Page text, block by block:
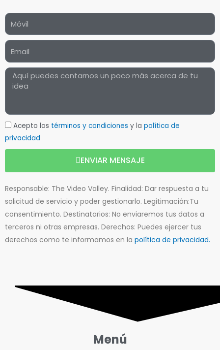
Acepto los términos y condiciones y la política de
privacidad
ENVIAR MENSAJE
Responsable: The Video Valley. Finalidad: Dar respuesta a tu
solicitud de servicio y poder gestionarlo. Legitimación:Tu
consentimiento. Destinatarios: No enviaremos tus datos a
terceros ni otras empresas. Derechos: Puedes ejercer tus
derechos como te informamos en la política de privacidad.
Menú